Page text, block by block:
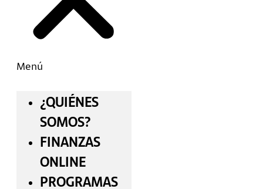
Menú
¿QUIÉNES
SOMOS?
FINANZAS
ONLINE
PROGRAMAS